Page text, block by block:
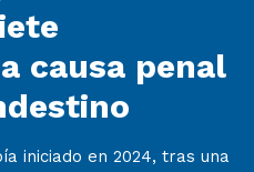
causa penal
iniciado en 2024, tras una